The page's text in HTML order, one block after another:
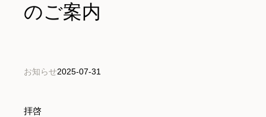
のご案内
お知らせ2025-07-31
拝啓